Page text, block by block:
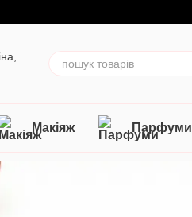
Макіяж Парфуми